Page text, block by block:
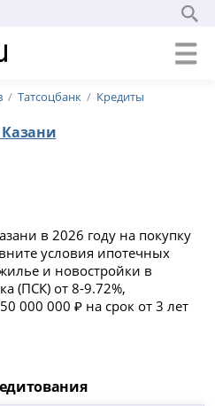
Татсоцбанк Кредиты
Казани
в 2026 году на покупку
условия ипотечных
и новостройки в
(ПСК) от 8-9.72%,
000 000 ₽ на срок от 3 лет